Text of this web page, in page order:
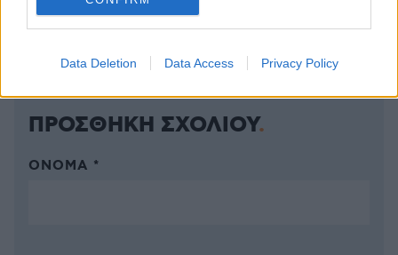
Data Deletion Data Access Privacy Policy
ΠΡΟΣΘΗΚΗ ΣΧΟΛΙΟΥ
ΌΝΟΜΑ *